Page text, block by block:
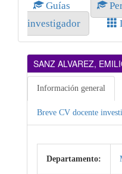
Guías
investigador
SANZ ALVAREZ,
Información general
Breve CV docente
Departamento: